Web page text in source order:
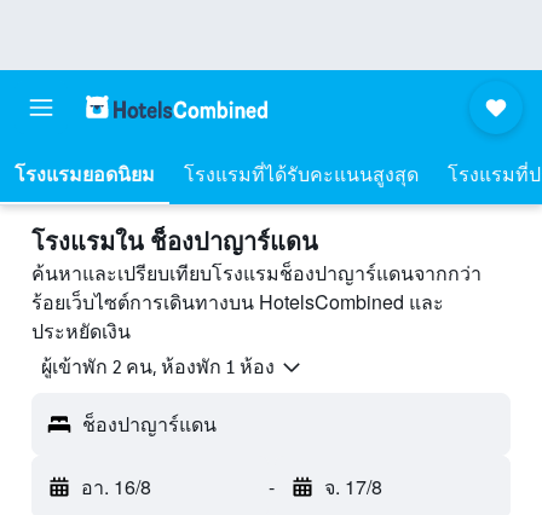
โรงแรมยอดนิยม โรงแรมที่ได้รับคะแนนสูงสุด โรงแรมที่
โรงแรมใน ช็องปาญาร์แดน
ค้นหาและเปรียบเทียบโรงแรมช็องปาญาร์แดนจากกว่า
ร้อยเว็บไซต์การเดินทางบน HotelsCombined และ
ประหยัดเงิน
ผู้เข้าพัก 2 คน, ห้องพัก 1 ห้อง
ช็องปาญาร์แดน
อา. 16/8 - จ. 17/8